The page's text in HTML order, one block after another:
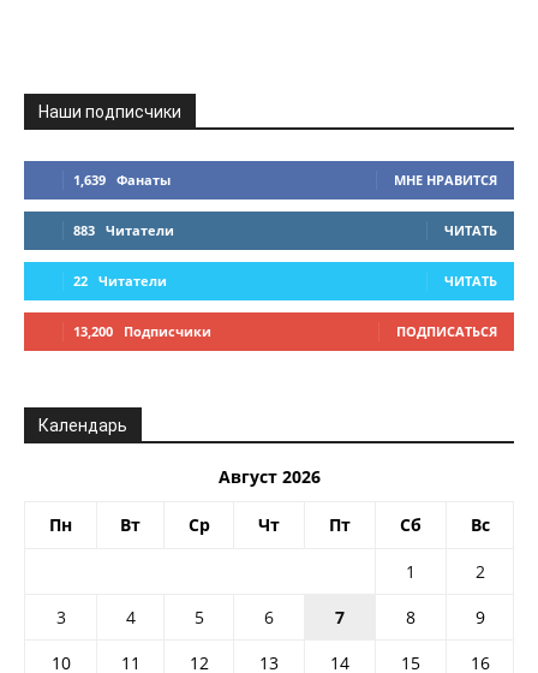
Наши подписчики
1,639 Фанаты МНЕ НРАВИТСЯ
883 Читатели ЧИТАТЬ
22 Читатели ЧИТАТЬ
13,200 Подписчики ПОДПИСАТЬСЯ
Календарь
Август 2026
Пн Вт Ср Чт Пт Сб Вс
1
2
3
4 5 6 7 8
9
10
11 12 13 14 15 16